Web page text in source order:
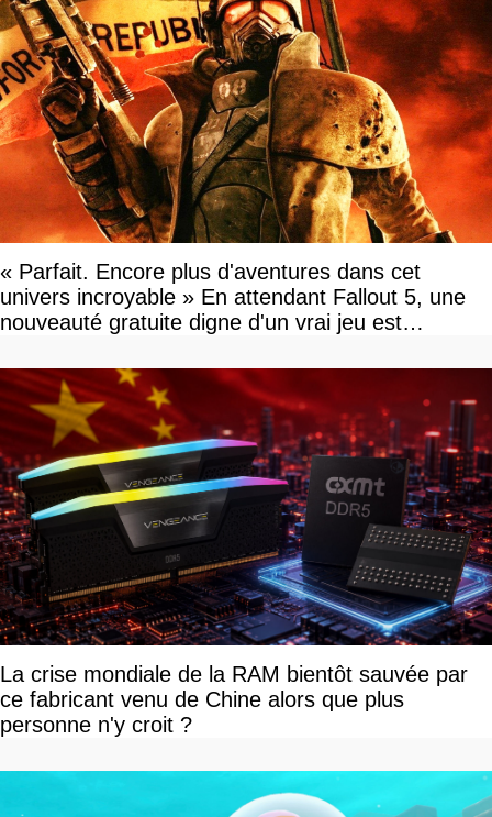
« Parfait. Encore plus d'aventures dans cet
univers incroyable » En attendant Fallout 5, une
nouveauté gratuite digne d'un vrai jeu est
La crise mondiale de la RAM bientôt sauvée par
ce fabricant venu de Chine alors que plus
personne n'y croit ?